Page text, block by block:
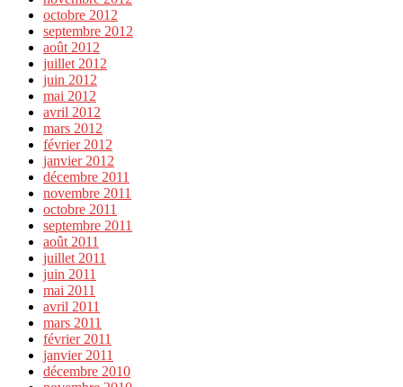
octobre 2012
septembre 2012
août 2012
juillet 2012
juin 2012
mai 2012
avril 2012
mars 2012
février 2012
janvier 2012
décembre 2011
novembre 2011
octobre 2011
septembre 2011
août 2011
juillet 2011
juin 2011
mai 2011
avril 2011
mars 2011
février 2011
janvier 2011
décembre 2010